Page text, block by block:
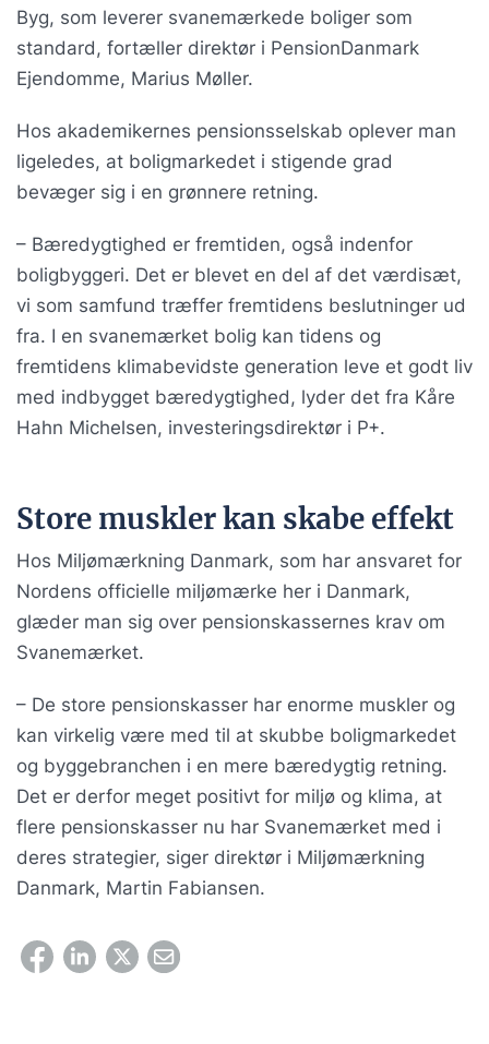
Byg, som leverer svanemærkede boliger som
standard, fortæller direktør i PensionDanmark
Ejendomme, Marius Møller.
Hos akademikernes pensionsselskab oplever man
ligeledes, at boligmarkedet i stigende grad
bevæger sig i en grønnere retning.
– Bæredygtighed er fremtiden, også indenfor
boligbyggeri. Det er blevet en del af det værdisæt,
vi som samfund træffer fremtidens beslutninger ud
fra. I en svanemærket bolig kan tidens og
fremtidens klimabevidste generation leve et godt liv
med indbygget bæredygtighed, lyder det fra Kåre
Hahn Michelsen, investeringsdirektør i P+.
Store muskler kan skabe effekt
Hos Miljømærkning Danmark, som har ansvaret for
Nordens officielle miljømærke her i Danmark,
glæder man sig over pensionskassernes krav om
Svanemærket.
– De store pensionskasser har enorme muskler og
kan virkelig være med til at skubbe boligmarkedet
og byggebranchen i en mere bæredygtig retning.
Det er derfor meget positivt for miljø og klima, at
flere pensionskasser nu har Svanemærket med i
deres strategier, siger direktør i Miljømærkning
Danmark, Martin Fabiansen.